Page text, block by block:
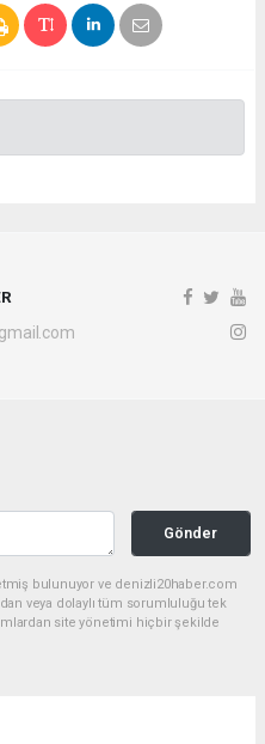
Gönder
bulunuyor ve denizli20haber.com
veya dolaylı tüm sorumluluğu tek
site yönetimi hiçbir şekilde